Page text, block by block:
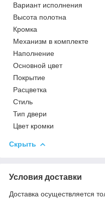
Вариант исполнения
Высота полотна
Кромка
Механизм в комплекте
Наполнение
Основной цвет
Покрытие
Расцветка
Стиль
Тип двери
Цвет кромки
Скрыть
Условия доставки
Доставка осуществляется